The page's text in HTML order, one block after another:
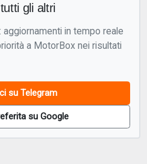
gli altri
in tempo reale
a MotorBox nei risultati
su Telegram
su Google